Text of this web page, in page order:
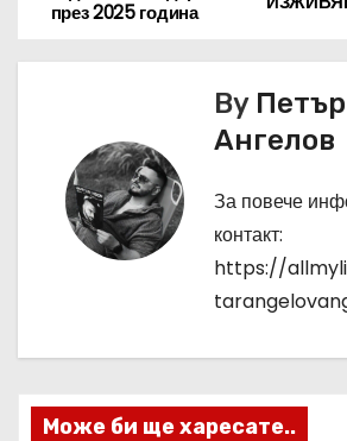
през 2025 година
By Петър
Ангелов
За повече
контакт:
https://
Може би ще харесате..